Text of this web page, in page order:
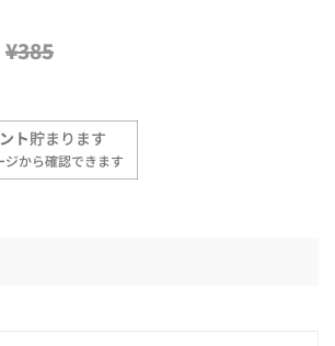
販
格
¥385